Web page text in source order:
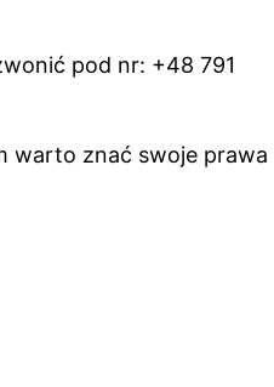
pod nr: +48 791
warto znać swoje prawa